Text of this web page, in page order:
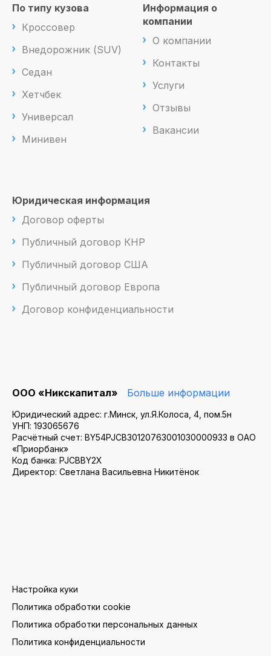
По типу кузова
Кроссовер
Внедорожник (SUV)
Седан
Хетчбек
Универсал
Минивен
Информация о
компании
О компании
Контакты
Услуги
Отзывы
Вакансии
Юридическая информация
Договор оферты
Публичный договор КНР
Публичный договор США
Публичный договор Европа
Договор конфиденциальности
ООО «Никскапитал» Больше информации
Юридический адрес: г.Минск, ул.Я.Колоса, 4, пом.5н
УНП: 193065676
Расчётный счет: BY54PJCB30120763001030000933 в ОАО
«Приорбанк»
Код банка: PJCBBY2X
Директор: Светлана Васильевна Никитёнок
Настройка куки
Политика обработки cookie
Политика обработки персональных данных
Политика конфиденциальности